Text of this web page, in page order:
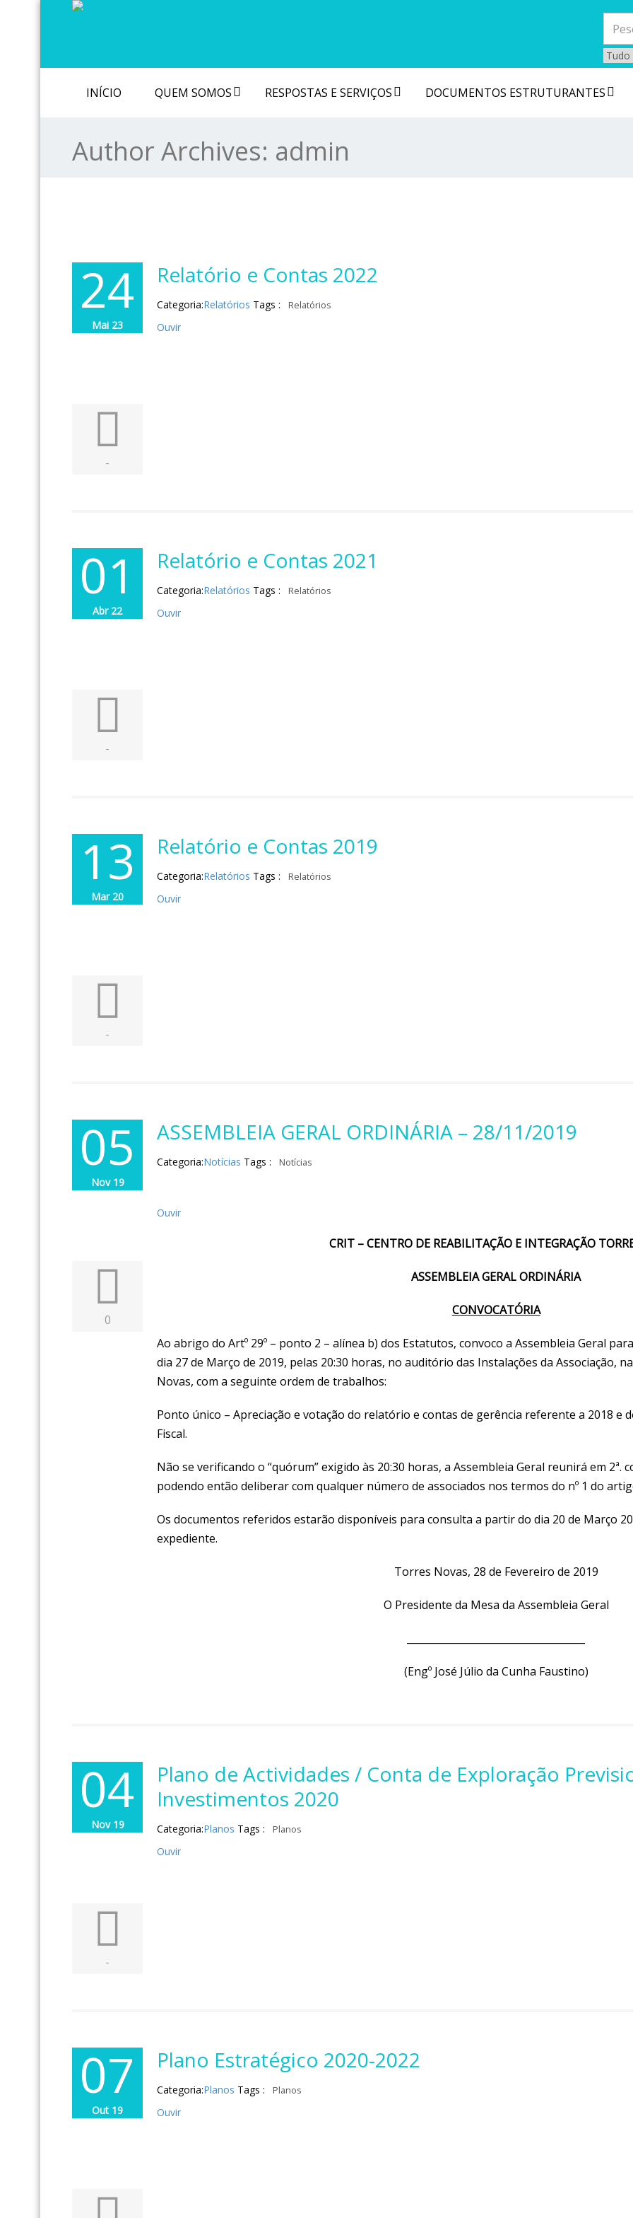
INÍCIO QUEM SOMOS RESPOSTAS E SERVIÇOS DOCUMENTOS ESTRUTURANTES
Author Archives: admin
24
Mai 23
-
Relatório e Contas 2022
Categoria:Relatórios Tags : Relatórios
Ouvir
01
Abr 22
-
Relatório e Contas 2021
Categoria:Relatórios Tags : Relatórios
Ouvir
13
Mar 20
-
Relatório e Contas 2019
Categoria:Relatórios Tags : Relatórios
Ouvir
05
Nov 19
0
ASSEMBLEIA GERAL ORDINÁRIA – 28/11/2019
Categoria:Notícias Tags : Notícias
Ouvir
CRIT – CENTRO DE REABILITAÇÃO E INTEGRAÇÃO
ASSEMBLEIA GERAL ORDINÁRIA
CONVOCATÓRIA
Ao abrigo do Artº 29º – ponto 2 – alínea b) dos Estatutos, convoco a Assembleia Geral
dia 27 de Março de 2019, pelas 20:30 horas, no auditório das Instalações da Associação,
Novas, com a seguinte ordem de trabalhos:
Ponto único – Apreciação e votação do relatório e contas de gerência referente a 2018 e
Fiscal.
Não se verificando o “quórum” exigido às 20:30 horas, a Assembleia Geral reunirá em 2ª.
podendo então deliberar com qualquer número de associados nos termos do nº 1 do
Os documentos referidos estarão disponíveis para consulta a partir do dia 20 de Março
expediente.
Torres Novas, 28 de Fevereiro de 2019
O Presidente da Mesa da Assembleia Geral
(Engº José Júlio da Cunha Faustino)
04
Nov 19
-
Plano de Actividades / Conta de Exploração
Investimentos 2020
Categoria:Planos Tags : Planos
Ouvir
07
Out 19
Plano Estratégico 2020-2022
Categoria:Planos Tags : Planos
Ouvir